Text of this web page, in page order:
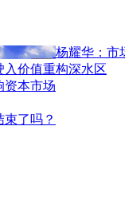
杨耀华：市
价值重构深水区
资本市场
了吗？